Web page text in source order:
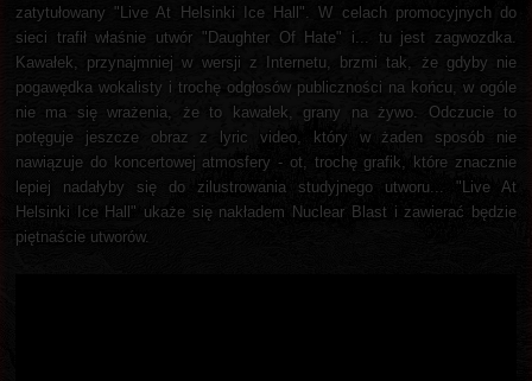
zatytułowany "Live At Helsinki Ice Hall". W celach promocyjnych do
sieci trafił właśnie utwór "Daughter Of Hate" i... tu jest zagwozdka.
Kawałek, przynajmniej w wersji z Internetu, brzmi tak, że gdyby nie
pogawędka wokalisty i trochę odgłosów publiczności na końcu, w ogóle
nie ma się wrażenia, że to kawałek, grany na żywo. Odczucie to
potęguje jeszcze obraz z lyric video, który w żaden sposób nie
nawiązuje do koncertowej atmosfery - ot, trochę grafik, które znacznie
lepiej nadałyby się do zilustrowania studyjnego utworu... "Live At
Helsinki Ice Hall" ukaże się nakładem Nuclear Blast i zawierać będzie
piętnaście utworów.